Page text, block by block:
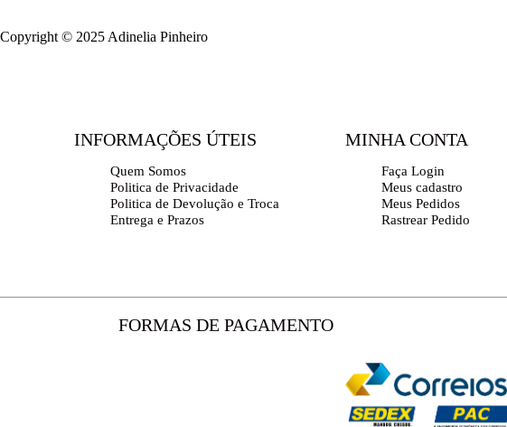
Copyright © 2025 Adinelia Pinheiro
INFORMAÇÕES ÚTEIS
Quem Somos
Politica de Privacidade
Politica de Devolução e Troca
Entrega e Prazos
MINHA CONTA
Faça Login
Meus cadastro
Meus Pedidos
Rastrear Pedido
FORMAS DE PAGAMENTO